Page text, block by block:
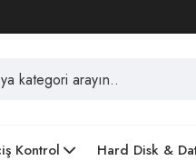
Kontrol Hard Disk &